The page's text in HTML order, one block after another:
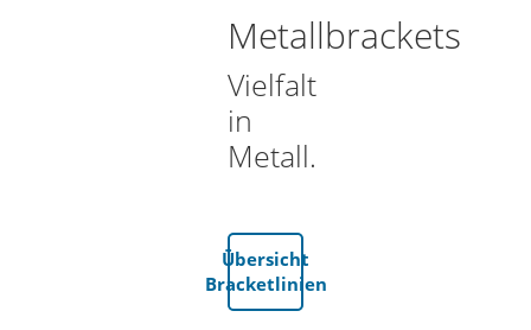
Metallbrackets
Vielfalt
in
Metall.
Übersicht
Bracketlinien